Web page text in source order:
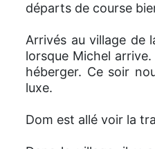
départs de course
Arrivés au village de
lorsque Michel
héberger. Ce soir
luxe.
Dom est allé voir la